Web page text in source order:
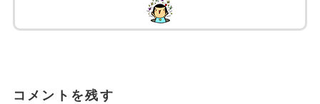
コメントを残す